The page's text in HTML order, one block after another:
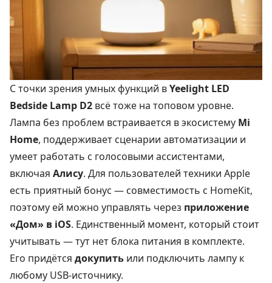
С точки зрения умных функций вYeelight LED
Bedside Lamp D2 всё тоже на топовом уровне.
Лампа без проблем встраивается в экосистему Mi
Home, поддерживает сценарии автоматизации и
умеет работать с голосовыми ассистентами,
включая Алису. Для пользователей техники Apple
есть приятный бонус — совместимость с HomeKit,
поэтому ей можно управлять через приложение
«Дом» в iOS. Единственный момент, который стоит
учитывать — тут нет блока питания в комплекте.
Его придётся докупить или подключить лампу к
любому USB-источнику.